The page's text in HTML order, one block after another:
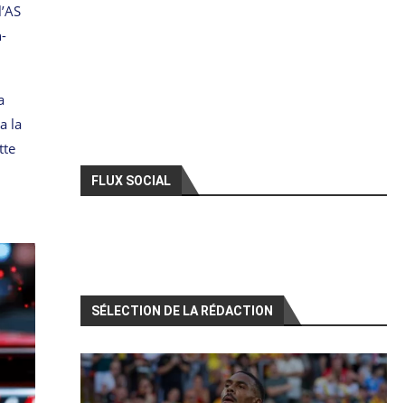
la
FLUX SOCIAL
SÉLECTION DE LA RÉDACTION